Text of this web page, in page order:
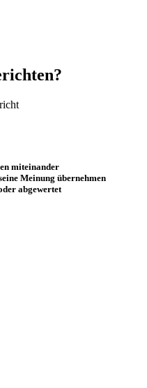
miteinander
Meinung übernehmen
abgewertet